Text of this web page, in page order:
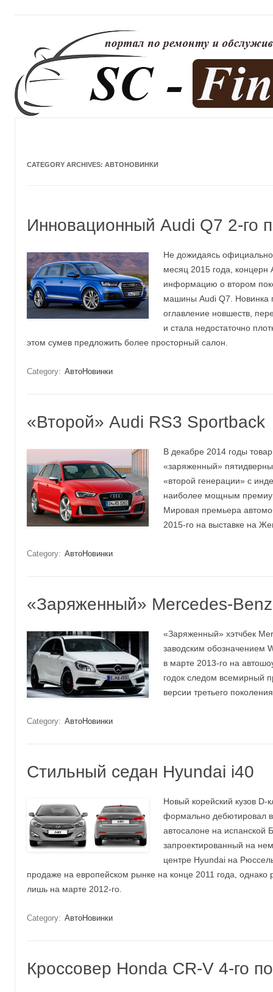
CATEGORY ARCHIVES: АВТОНОВИНКИ
Инновационный Audi Q7 2-го
Не дожидаясь
месяц 2015 года, концерн
информацию о втором
машины Audi Q7. Новинка
оглавление новшеств,
и стала недостаточно
этом сумев предложить более просторный салон.
Category: АвтоНовинки
«Второй» Audi RS3 Sportback
В декабре 2014 годы
«заряженный»
«второй генерации» с
наиболее мощным
Мировая премьера
2015-го на выставке на
Category: АвтоНовинки
«Заряженный» Mercedes-
«Заряженный» хэтчбек
заводским обозначением
в марте 2013-го на
годок следом всемирный
версии третьего
Category: АвтоНовинки
Стильный седан Hyundai i40
Новый корейский кузов D-
формально дебютировал
автосалоне на испанской
запроектированный на
центре Hyundai на
продаже на европейском рынке на конце 2011 года, однако
лишь на марте 2012-го.
Category: АвтоНовинки
Кроссовер Honda CR-V 4-го